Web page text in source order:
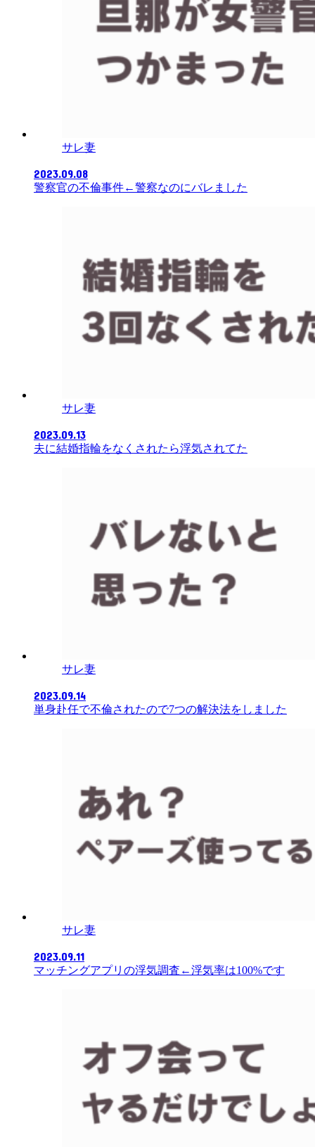
サレ妻
2023.09.08
警察官の不倫事件←警察なのにバレました
サレ妻
2023.09.13
夫に結婚指輪をなくされたら浮気されてた
サレ妻
2023.09.14
単身赴任で不倫されたので7つの解決法をしました
サレ妻
2023.09.11
マッチングアプリの浮気調査←浮気率は100%です